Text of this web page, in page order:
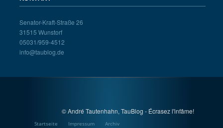
Senator-Kraft-Straße 26
31515 Wunstorf
05031/959-4512
info@taublog.de
© André Tautenhahn, TauBlog - Écrasez l'infâme!
Startseite Impressum Archiv